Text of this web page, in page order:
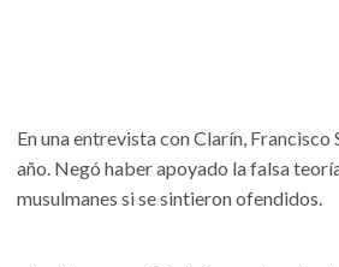
En una entrevista con Clarín,
año. Negó haber apoyado la falsa
musulmanes si se sintieron ofendidos.